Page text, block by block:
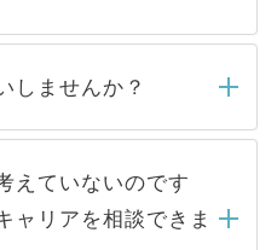
、一般には公開してい
ため 人気のある医療機
と、応募が殺到する場
る条件に合った人材の
依頼するケースが増え
ることは一切ありませ
先から内定をいただい
ありません。内定先へ
リアパートナーが行い
ださい。
しませんか？
ることはありませんの
。当サイトからの登録
録者様の個人情報は、
ップおよび転職活動の
えていないのです
ャリアを相談できま